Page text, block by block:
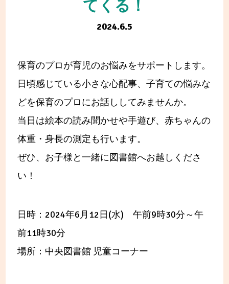
てくる！
2024.6.5
保育のプロが育児のお悩みをサポートします。
日頃感じている小さな心配事、子育ての悩みな
どを保育のプロにお話ししてみませんか。
当日は絵本の読み聞かせや手遊び、赤ちゃんの
体重・身長の測定も行います。
ぜひ、お子様と一緒に図書館へお越しくださ
い！
日時：2024年6月12日(水) 午前9時30分～午
前11時30分
場所：中央図書館 児童コーナー